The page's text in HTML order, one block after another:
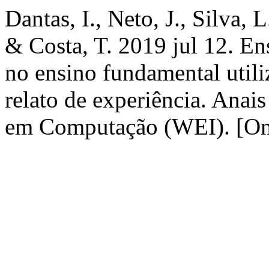
Dantas, I., Neto, J., Silva,
& Costa, T. 2019 jul 12.
no ensino fundamental
relato de experiência.
em Computação (WEI).